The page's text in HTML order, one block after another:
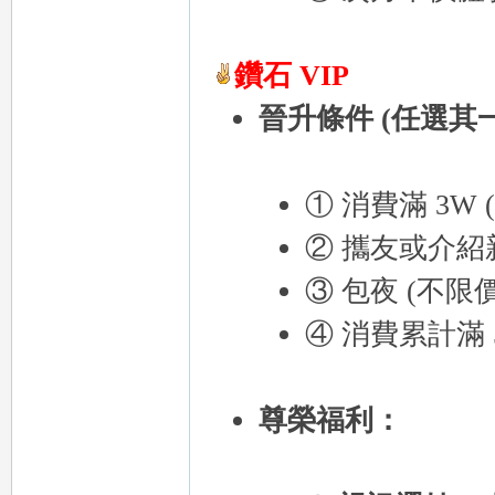
鑽石 VIP
晉升條件 (任選其
① 消費滿 3W
② 攜友或介紹
③ 包夜 (不限
④ 消費累計滿
尊榮福利：